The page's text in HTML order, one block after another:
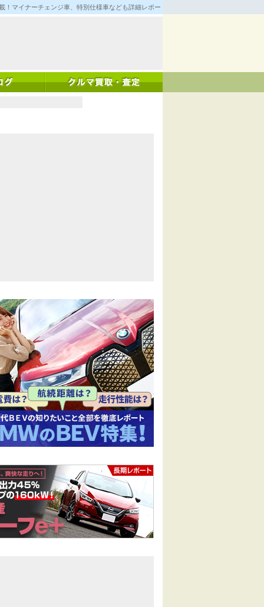
マイナーチェンジ車、特別仕様車なども詳細レポート！